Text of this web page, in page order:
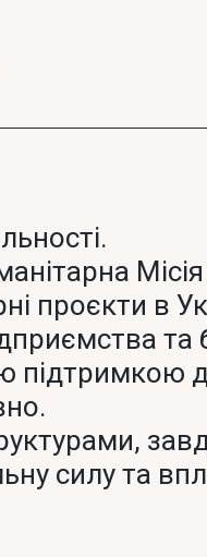
проєкти в
та
підтримкою
силу та